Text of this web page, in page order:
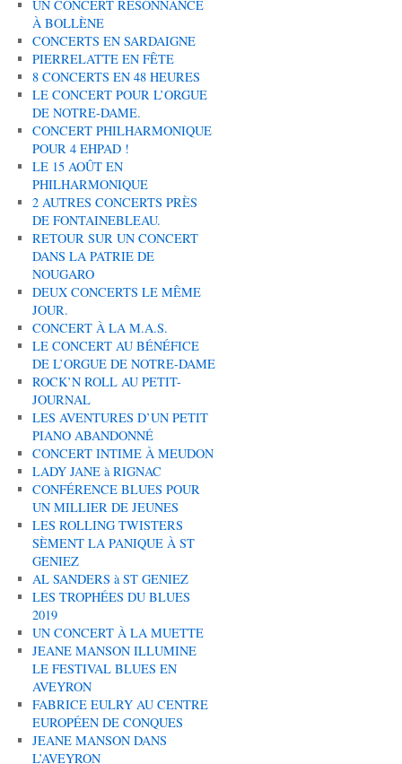
UN CONCERT RÉSONNANCE
À BOLLÈNE
CONCERTS EN SARDAIGNE
PIERRELATTE EN FÊTE
8 CONCERTS EN 48 HEURES
LE CONCERT POUR L’ORGUE
DE NOTRE-DAME.
CONCERT PHILHARMONIQUE
POUR 4 EHPAD !
LE 15 AOÛT EN
PHILHARMONIQUE
2 AUTRES CONCERTS PRÈS
DE FONTAINEBLEAU.
RETOUR SUR UN CONCERT
DANS LA PATRIE DE
NOUGARO
DEUX CONCERTS LE MÊME
JOUR.
CONCERT À LA M.A.S.
LE CONCERT AU BÉNÉFICE
DE L’ORGUE DE NOTRE-DAME
ROCK’N ROLL AU PETIT-
JOURNAL
LES AVENTURES D’UN PETIT
PIANO ABANDONNÉ
CONCERT INTIME À MEUDON
LADY JANE à RIGNAC
CONFÉRENCE BLUES POUR
UN MILLIER DE JEUNES
LES ROLLING TWISTERS
SÈMENT LA PANIQUE À ST
GENIEZ
AL SANDERS à ST GENIEZ
LES TROPHÉES DU BLUES
2019
UN CONCERT À LA MUETTE
JEANE MANSON ILLUMINE
LE FESTIVAL BLUES EN
AVEYRON
FABRICE EULRY AU CENTRE
EUROPÉEN DE CONQUES
JEANE MANSON DANS
L’AVEYRON